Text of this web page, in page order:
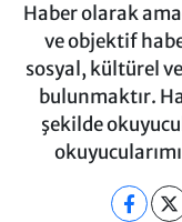
Haber olarak
ve objektif
sosyal, kültürel
bulunmaktır.
şekilde